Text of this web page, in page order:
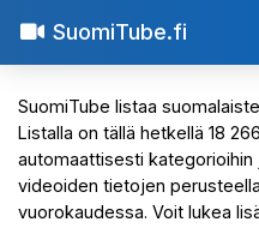
SuomiTube.fi
SuomiTube listaa
Listalla on tällä hetkellä 18
automaattisesti kategorioihin
videoiden tietojen
vuorokaudessa. Voit lukea